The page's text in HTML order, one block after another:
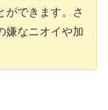
ができます。さ
嫌なニオイや加